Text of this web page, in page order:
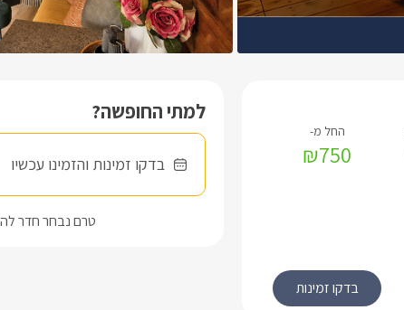
למתי החופשה?
בדקו זמינות והזמינו עכשיו
טרם נבחר חדר
₪750